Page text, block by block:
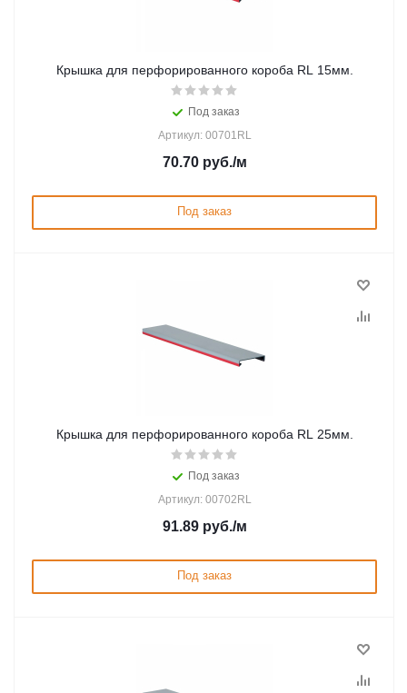
Крышка для перфорированного короба RL 15мм.
Под заказ
Артикул: 00701RL
70.70руб./м
Под заказ
Крышка для перфорированного короба RL 25мм.
Под заказ
Артикул: 00702RL
91.89руб./м
Под заказ